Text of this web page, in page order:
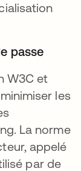
passe
W3C et
les
La norme
appelé
nouvel
par de